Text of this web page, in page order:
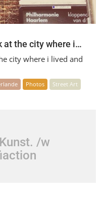
at the city where i…
city where i lived and
Photos
Street Art
/w